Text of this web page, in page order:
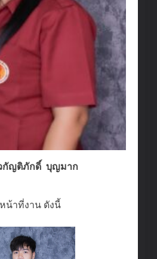
กัญติภักดิ์ บุญมาก
หน้าที่งาน ดังนี้